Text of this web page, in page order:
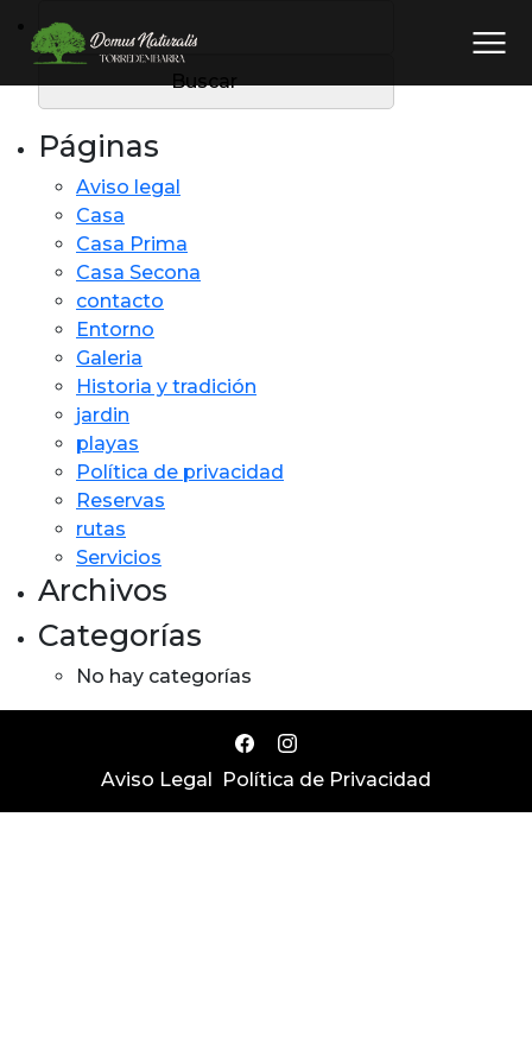
Páginas
Aviso legal
Casa
Casa Prima
Casa Secona
contacto
Entorno
Galeria
Historia y tradición
jardin
playas
Política de privacidad
Reservas
rutas
Servicios
Archivos
Categorías
No hay categorías
Aviso Legal Política de Privacidad